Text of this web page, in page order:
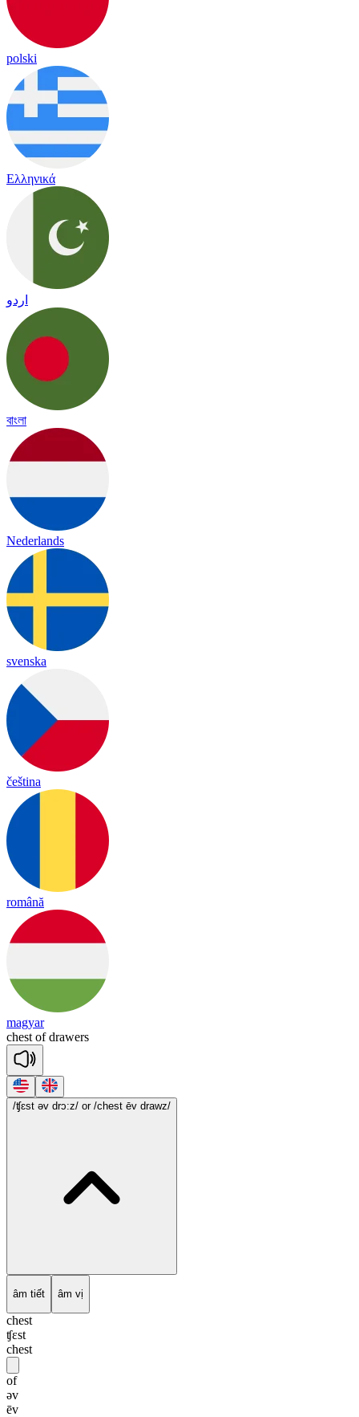
polski
Ελληνικά
اردو
বাংলা
Nederlands
svenska
čeština
română
magyar
chest of drawers
/ʧɛst əv drɔ:z/ or /chest ēv drawz/
âm tiết âm vị
chest
ʧɛst
chest
of
əv
ēv